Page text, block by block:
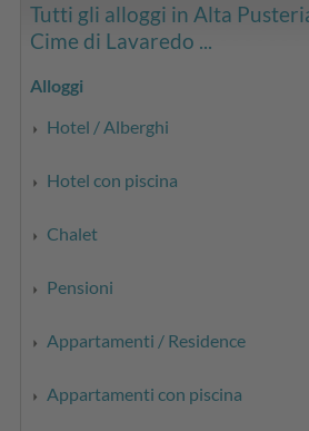
Tutti gli alloggi in Alta
Cime di Lavaredo ...
Alloggi
Hotel / Alberghi
Hotel con piscina
Chalet
Pensioni
Appartamenti / Residence
Appartamenti con piscina